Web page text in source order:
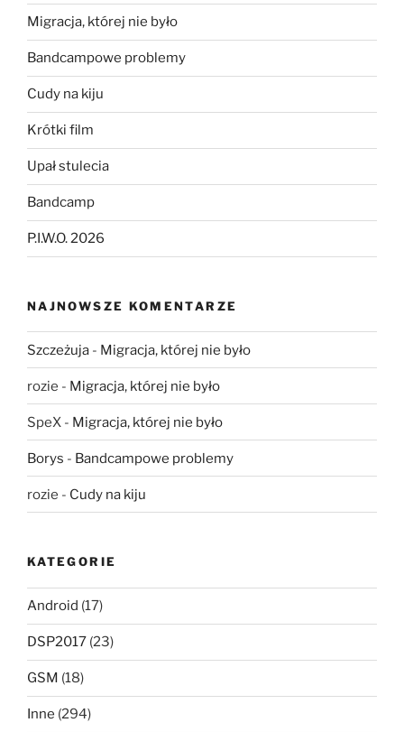
Migracja, której nie było
Bandcampowe problemy
Cudy na kiju
Krótki film
Upał stulecia
Bandcamp
P.I.W.O. 2026
NAJNOWSZE KOMENTARZE
Szczeżuja - Migracja, której nie było
rozie - Migracja, której nie było
SpeX - Migracja, której nie było
Borys - Bandcampowe problemy
rozie - Cudy na kiju
KATEGORIE
Android (17)
DSP2017 (23)
GSM (18)
Inne (294)